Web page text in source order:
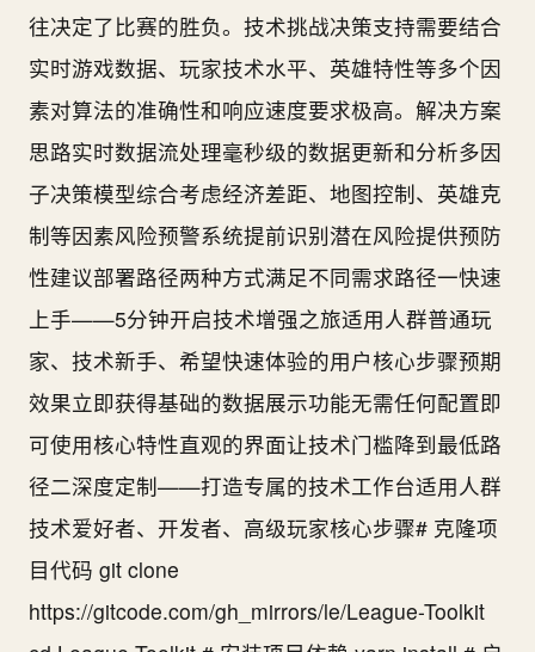
往决定了比赛的胜负。技术挑战决策支持需要结合
实时游戏数据、玩家技术水平、英雄特性等多个因
素对算法的准确性和响应速度要求极高。解决方案
思路实时数据流处理毫秒级的数据更新和分析多因
子决策模型综合考虑经济差距、地图控制、英雄克
制等因素风险预警系统提前识别潜在风险提供预防
性建议部署路径两种方式满足不同需求路径一快速
上手——5分钟开启技术增强之旅适用人群普通玩
家、技术新手、希望快速体验的用户核心步骤预期
效果立即获得基础的数据展示功能无需任何配置即
可使用核心特性直观的界面让技术门槛降到最低路
径二深度定制——打造专属的技术工作台适用人群
技术爱好者、开发者、高级玩家核心步骤# 克隆项
目代码 git clone
https://gitcode.com/gh_mirrors/le/League-Toolkit